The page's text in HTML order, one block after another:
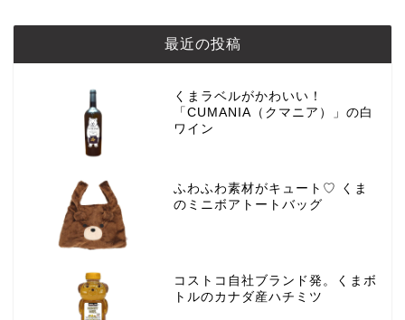
最近の投稿
くまラベルがかわいい！
「CUMANIA（クマニア）」の白
ワイン
ふわふわ素材がキュート♡ くま
のミニボアトートバッグ
コストコ自社ブランド発。くまボ
トルのカナダ産ハチミツ